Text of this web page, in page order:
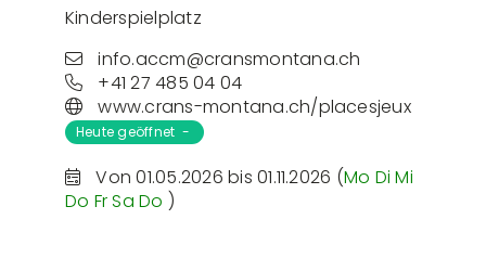
Kinderspielplatz
info.accm@cransmontana.ch
+41 27 485 04 04
www.crans-montana.ch/placesjeux
Heute geöffnet -
Von 01.05.2026 bis 01.11.2026 (Mo DiMi
Do FrSaDo )